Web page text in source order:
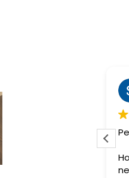
fa
poltrone, ma